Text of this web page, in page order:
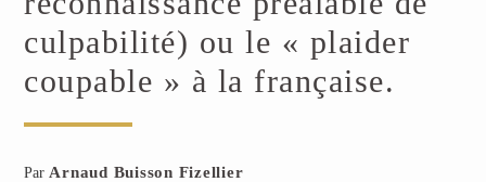
culpabilité) ou le « plaider
coupable » à la française.
Par Arnaud Buisson Fizellier